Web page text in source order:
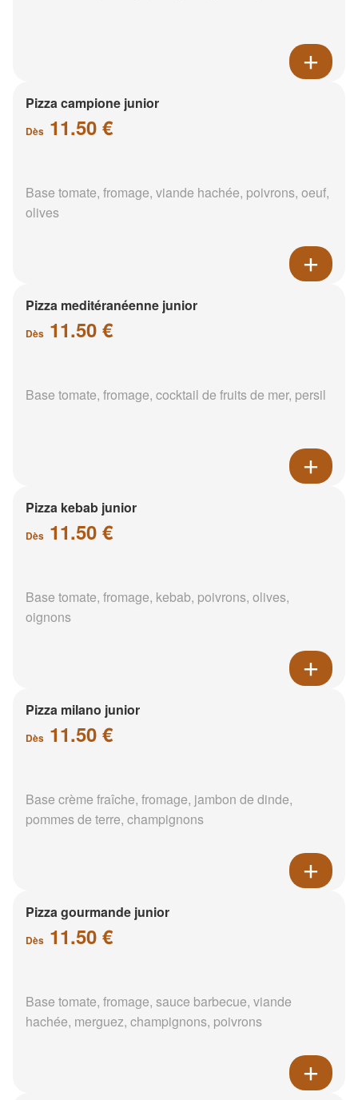
Pizza campione junior
Dès 11.50 €
Base tomate, fromage, viande hachée, poivrons, oeuf,
olives
Pizza meditéranéenne junior
Dès 11.50 €
Base tomate, fromage, cocktail de fruits de mer, persil
Pizza kebab junior
Dès 11.50 €
Base tomate, fromage, kebab, poivrons, olives,
oignons
Pizza milano junior
Dès 11.50 €
Base crème fraîche, fromage, jambon de dinde,
pommes de terre, champignons
Pizza gourmande junior
Dès 11.50 €
Base tomate, fromage, sauce barbecue, viande
hachée, merguez, champignons, poivrons